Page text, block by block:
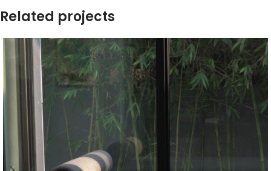
Related projects